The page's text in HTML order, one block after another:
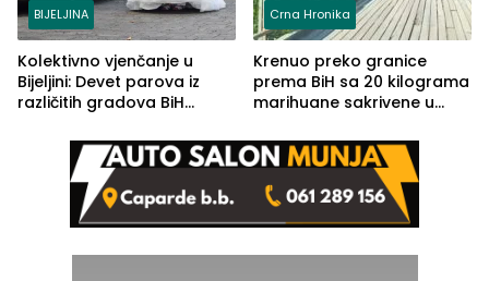
BIJELJINA
Kolektivno vjenčanje u
Bijeljini: Devet parova iz
različitih gradova BiH
Crna Hronika
Krenuo preko granice
prema BiH sa 20 kilograma
marihuane sakrivene u